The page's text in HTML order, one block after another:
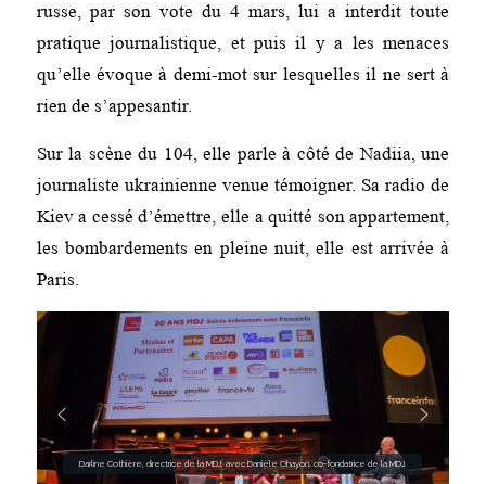
russe, par son vote du 4 mars, lui a interdit toute
pratique journalistique, et puis il y a les menaces
qu’elle évoque à demi-mot sur lesquelles il ne sert à
rien de s’appesantir.
Sur la scène du 104, elle parle à côté de Nadiia, une
journaliste ukrainienne venue témoigner. Sa radio de
Kiev a cessé d’émettre, elle a quitté son appartement,
les bombardements en pleine nuit, elle est arrivée à
Paris.
Darline Cothière, directrice de la MDJ, avec Danièle Ohayon, co-fondatrice de la MDJ.